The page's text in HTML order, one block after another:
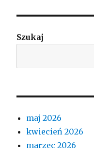
Szukaj
maj 2026
kwiecień 2026
marzec 2026